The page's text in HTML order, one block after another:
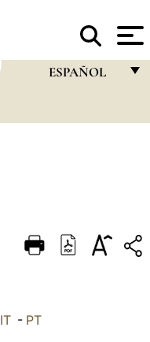
ESPAÑOL
DEUTSCH
IT- PT